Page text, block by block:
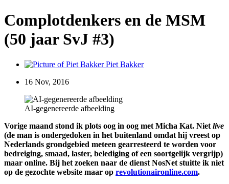
Complotdenkers en de MSM
(50 jaar SvJ #3)
Piet Bakker
16 Nov, 2016
AI-gegenereerde afbeelding
Vorige maand stond ik plots oog in oog met Micha Kat. Niet live
(de man is ondergedoken in het buitenland omdat hij vreest op
Nederlands grondgebied meteen gearresteerd te worden voor
bedreiging, smaad, laster, belediging of een soortgelijk vergrijp)
maar online. Bij het zoeken naar de dienst NosNet stuitte ik niet
op de gezochte website maar op revolutionaironline.com.